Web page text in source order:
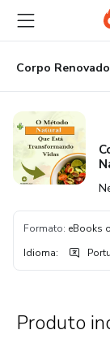
para
conteúdo
principal
para
pagamento
para
rodapé
Formato: eBooks
Idioma:
Produto